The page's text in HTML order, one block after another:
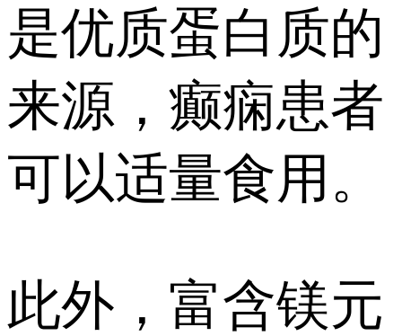
是优质蛋白质的
来源，癫痫患者
可以适量食用。
此外，富含镁元